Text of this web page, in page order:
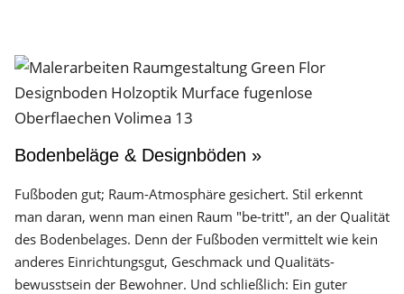
Bodenbeläge & Designböden »
Fußboden gut; Raum-Atmosphäre gesichert. Stil erkennt
man daran, wenn man einen Raum "be-tritt", an der Qualität
des Boden­belages. Denn der Fuß­boden vermittelt wie kein
anderes Einrichtungs­gut, Geschmack und Qualitäts­
bewusstsein der Bewohner. Und schließlich: Ein guter